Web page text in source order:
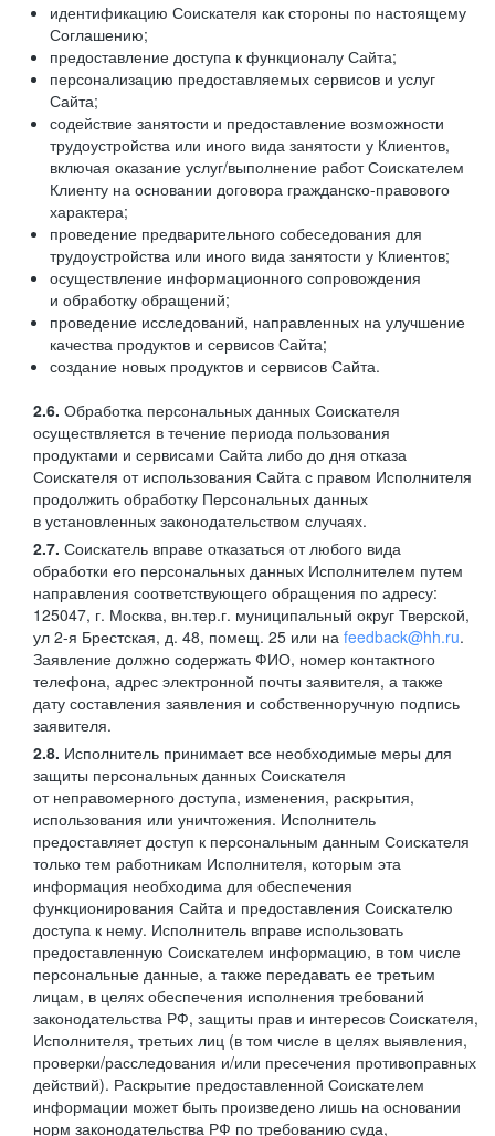
идентификацию Соискателя как стороны по настоящему
Соглашению;
предоставление доступа к функционалу Сайта;
персонализацию предоставляемых сервисов и услуг
Сайта;
содействие занятости и предоставление возможности
трудоустройства или иного вида занятости у Клиентов,
включая оказание услуг/выполнение работ Соискателем
Клиенту на основании договора гражданско-правового
характера;
проведение предварительного собеседования для
трудоустройства или иного вида занятости у Клиентов;
осуществление информационного сопровождения
и обработку обращений;
проведение исследований, направленных на улучшение
качества продуктов и сервисов Сайта;
создание новых продуктов и сервисов Сайта.
2.6. Обработка персональных данных Соискателя
осуществляется в течение периода пользования
продуктами и сервисами Сайта либо до дня отказа
Соискателя от использования Сайта с правом Исполнителя
продолжить обработку Персональных данных
в установленных законодательством случаях.
2.7. Соискатель вправе отказаться от любого вида
обработки его персональных данных Исполнителем путем
направления соответствующего обращения по адресу:
125047, г. Москва, вн.тер.г. муниципальный округ Тверской,
ул 2-я Брестская, д. 48, помещ. 25 или на feedback@hh.ru.
Заявление должно содержать ФИО, номер контактного
телефона, адрес электронной почты заявителя, а также
дату составления заявления и собственноручную подпись
заявителя.
2.8. Исполнитель принимает все необходимые меры для
защиты персональных данных Соискателя
от неправомерного доступа, изменения, раскрытия,
использования или уничтожения. Исполнитель
предоставляет доступ к персональным данным Соискателя
только тем работникам Исполнителя, которым эта
информация необходима для обеспечения
функционирования Сайта и предоставления Соискателю
доступа к нему. Исполнитель вправе использовать
предоставленную Соискателем информацию, в том числе
персональные данные, а также передавать ее третьим
лицам, в целях обеспечения исполнения требований
законодательства РФ, защиты прав и интересов Соискателя,
Исполнителя, третьих лиц (в том числе в целях выявления,
проверки/расследования и/или пресечения противоправных
действий). Раскрытие предоставленной Соискателем
информации может быть произведено лишь на основании
норм законодательства РФ по требованию суда,